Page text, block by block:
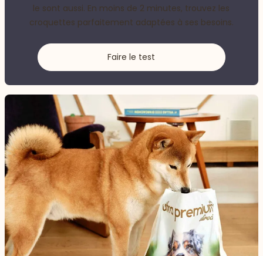
le sont aussi. En moins de 2 minutes, trouvez les
croquettes parfaitement adaptées à ses besoins.
Faire le test